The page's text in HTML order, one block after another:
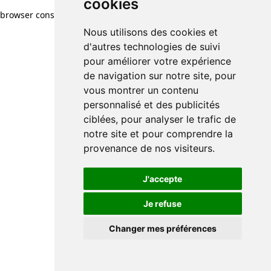
cookies
Nous utilisons des cookies et
d'autres technologies de suivi
pour améliorer votre expérience
de navigation sur notre site, pour
vous montrer un contenu
personnalisé et des publicités
ciblées, pour analyser le trafic de
notre site et pour comprendre la
provenance de nos visiteurs.
J'accepte
Je refuse
Changer mes préférences
browser console for more information)